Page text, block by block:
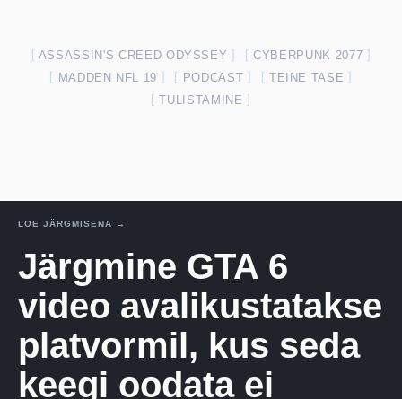
ASSASSIN'S CREED ODYSSEY
CYBERPUNK 2077
MADDEN NFL 19
PODCAST
TEINE TASE
TULISTAMINE
LOE JÄRGMISENA →
Järgmine GTA 6
video avalikustatakse
platvormil, kus seda
keegi oodata ei